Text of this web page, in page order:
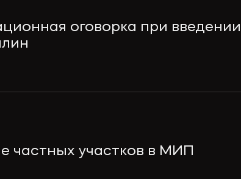
оговорка при введении
частных участков в МИП